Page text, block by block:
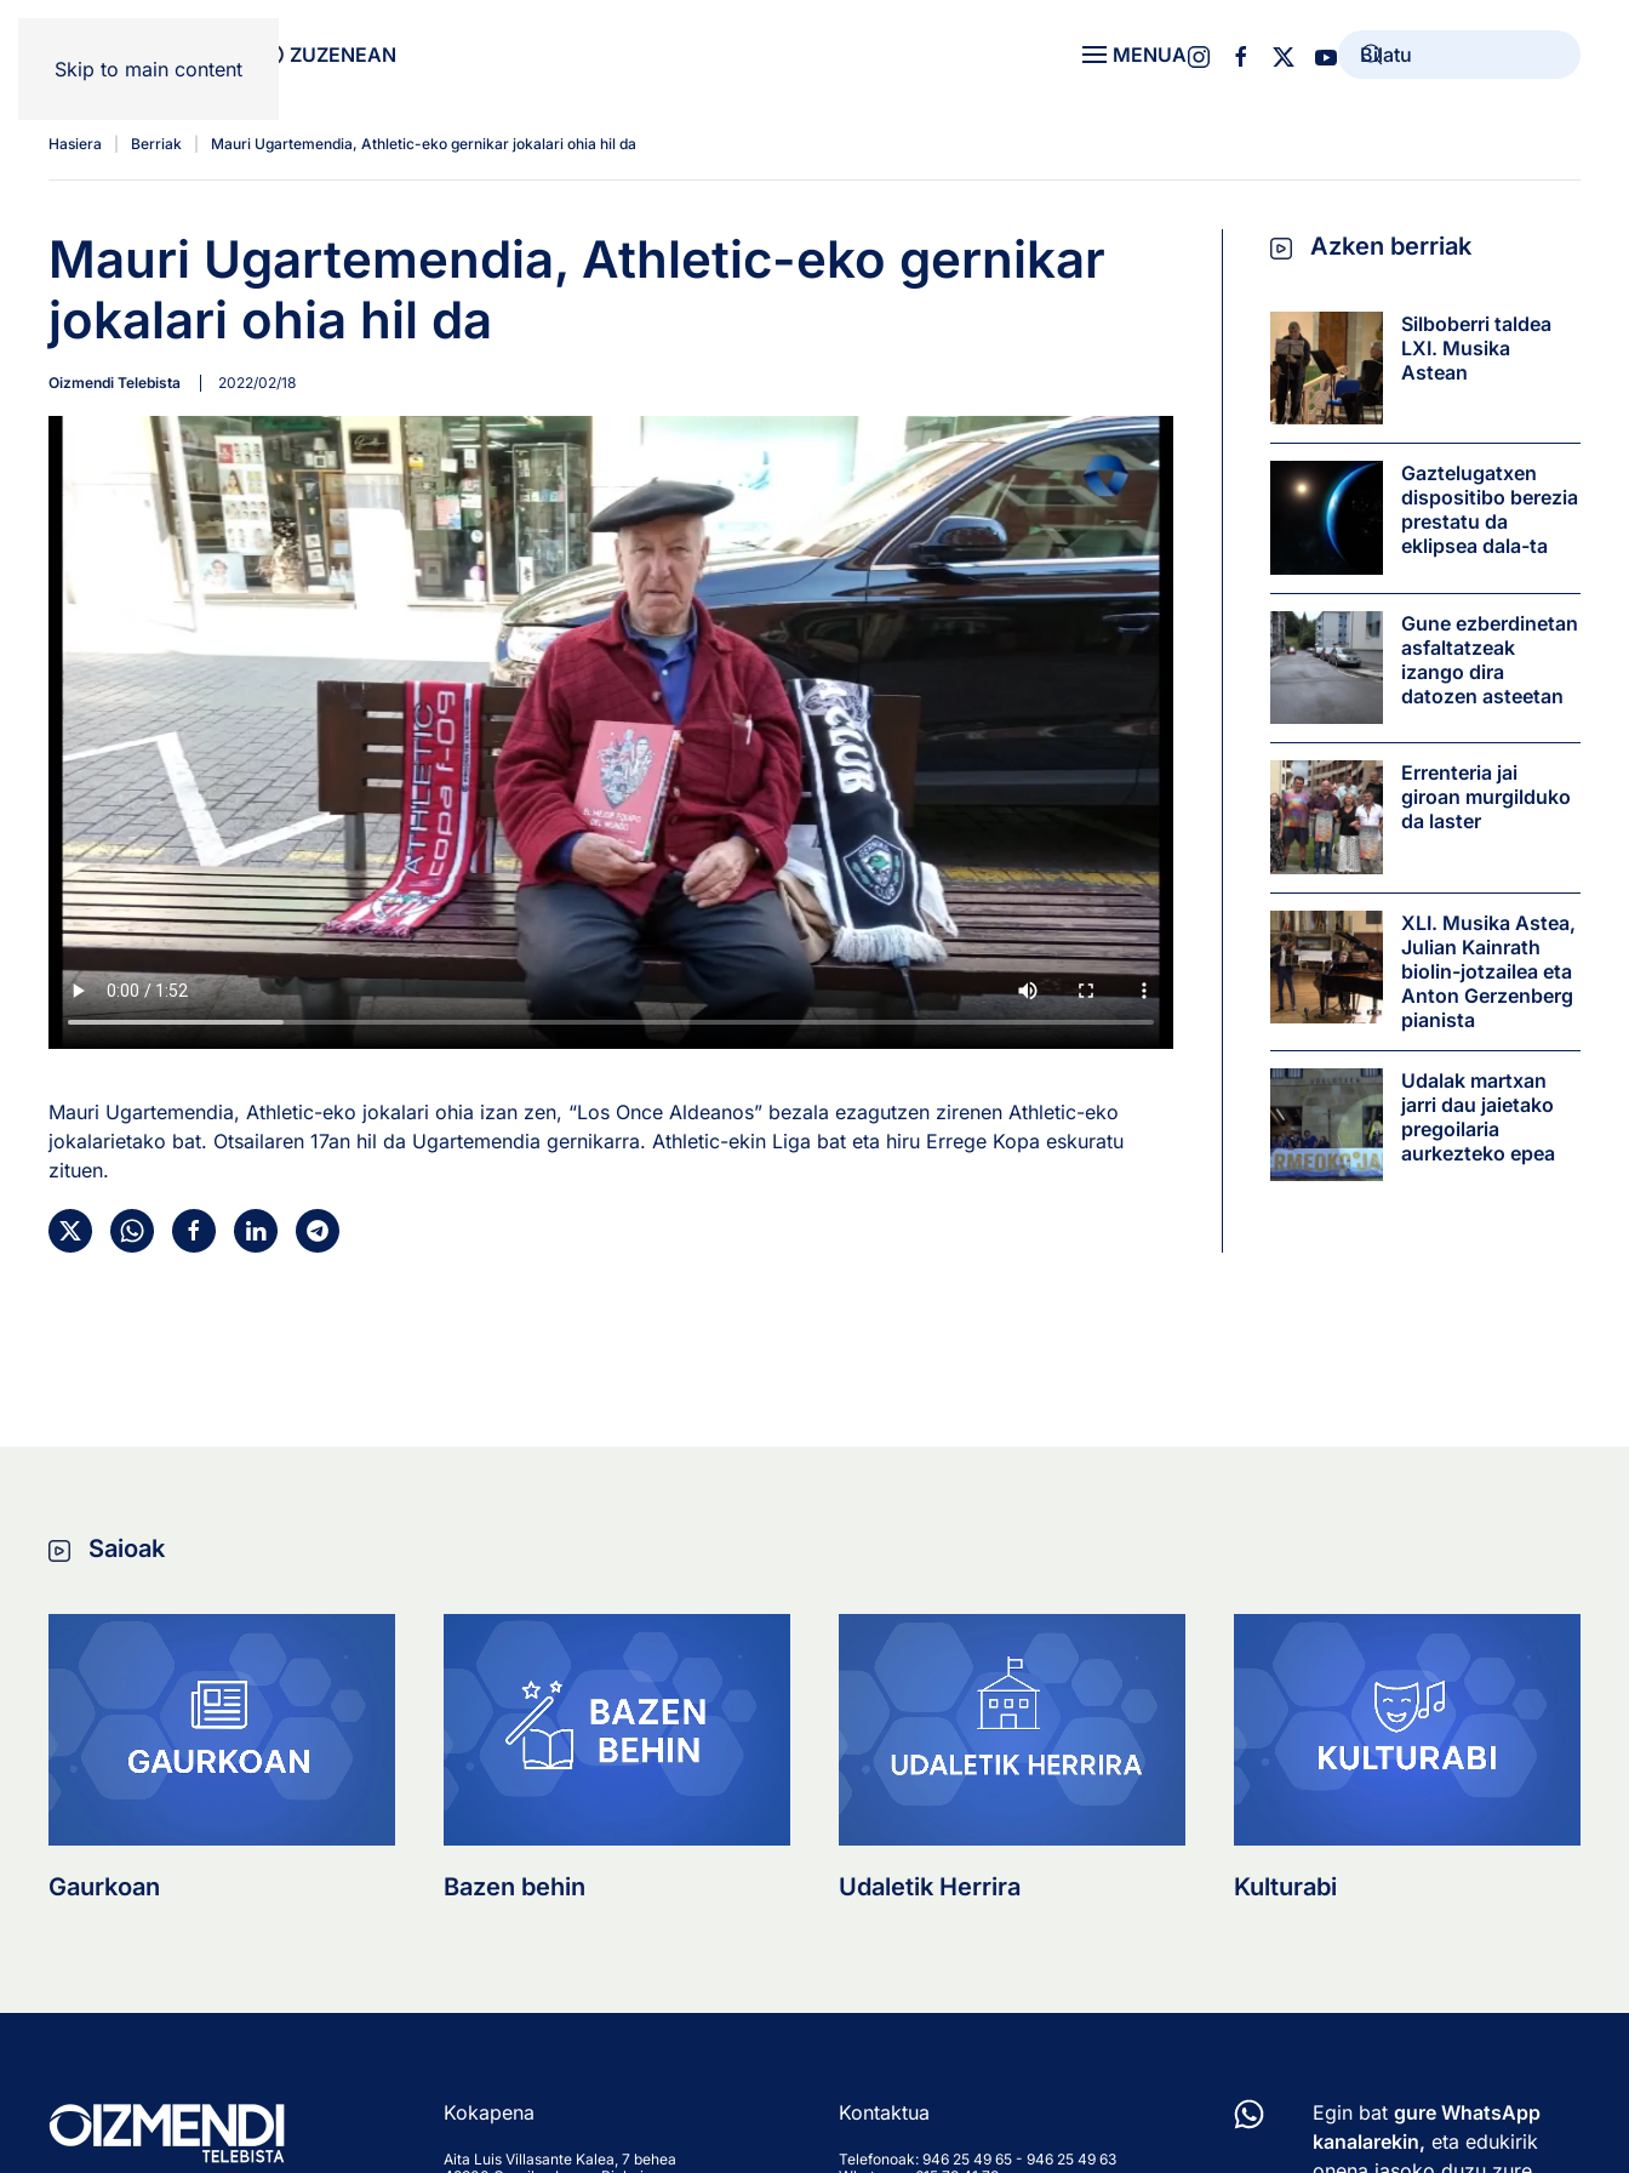
Skip to main content
ZUZENEAN MENUA
Hasiera Berriak Mauri Ugartemendia, Athletic-eko gernikar jokalari ohia hil da
Mauri Ugartemendia, Athletic-eko gernikar
jokalari ohia hil da
Oizmendi Telebista 2022/02/18
Mauri Ugartemendia, Athletic-eko jokalari ohia izan zen, “Los Once Aldeanos” bezala ezagutzen zirenen Athletic-eko
jokalarietako bat. Otsailaren 17an hil da Ugartemendia gernikarra. Athletic-ekin Liga bat eta hiru Errege Kopa eskuratu
zituen.
Azken berriak
Silboberri taldea
LXI. Musika
Astean
Gaztelugatxen
dispositibo berezia
prestatu da
eklipsea dala-ta
Gune ezberdinetan
asfaltatzeak
izango dira
datozen asteetan
Errenteria jai
giroan murgilduko
da laster
XLI. Musika Astea,
Julian Kainrath
biolin-jotzailea eta
Anton Gerzenberg
pianista
Udalak martxan
jarri dau jaietako
pregoilaria
aurkezteko epea
Saioak
Gaurkoan Bazen behin Udaletik Herrira Kulturabi
Kokapena
Aita Luis Villasante Kalea, 7 behea
Kontaktua
Telefonoak: 946 25 49 65 - 946 25 49 63
Egin batgure WhatsApp
kanalarekin, eta edukirik